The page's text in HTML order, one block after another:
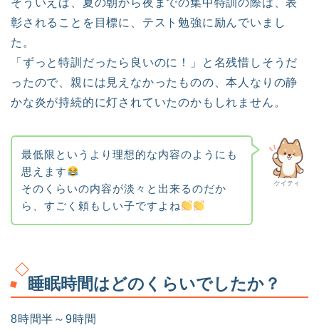
そういえば、夏の朝から夜までの集中特訓の際は、表
彰されることを目標に、テスト勉強に励んでいまし
た。
「ずっと特訓だったら良いのに！」と名残惜しそうだ
ったので、親には見えなかったものの、本人なりの静
かな炎が持続的に灯されていたのかもしれません。
ケイティ
最低限というより理想的な内容のようにも
思えます
そのくらいの内容が淡々と出来るのだか
ら、すごく頼もしい子ですよね
睡眠時間はどのくらいでしたか？
8時間半～9時間